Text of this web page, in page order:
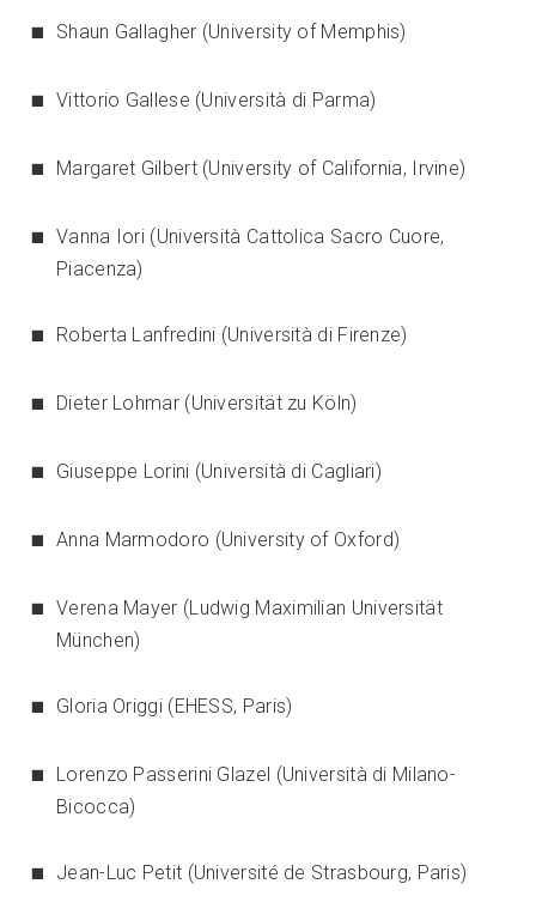
Shaun Gallagher (University of Memphis)
Vittorio Gallese (Università di Parma)
Margaret Gilbert (University of California, Irvine)
Vanna Iori (Università Cattolica Sacro Cuore,
Piacenza)
Roberta Lanfredini (Università di Firenze)
Dieter Lohmar (Universität zu Köln)
Giuseppe Lorini (Università di Cagliari)
Anna Marmodoro (University of Oxford)
Verena Mayer (Ludwig Maximilian Universität
München)
Gloria Origgi (EHESS, Paris)
Lorenzo Passerini Glazel (Università di Milano-
Bicocca)
Jean-Luc Petit (Université de Strasbourg, Paris)